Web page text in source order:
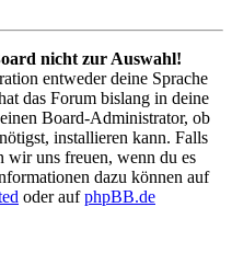
nicht zur Auswahl!
entweder deine Sprache
das Forum bislang in deine
Board-Administrator, ob
installieren kann. Falls
wir uns freuen, wenn du es
dazu können auf
oder aufphpBB.de